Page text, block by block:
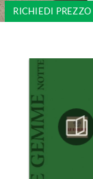
RICHIEDI PREZZO